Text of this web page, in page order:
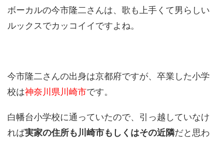
ボーカルの今市隆二さんは、歌も上手くて男らしい
ルックスでカッコイイですよね。
今市隆二さんの出身は京都府ですが、卒業した小学
校は神奈川県川崎市です。
白幡台小学校に通っていたので、引っ越していなけ
れば実家の住所も川崎市もしくはその近隣だと思わ